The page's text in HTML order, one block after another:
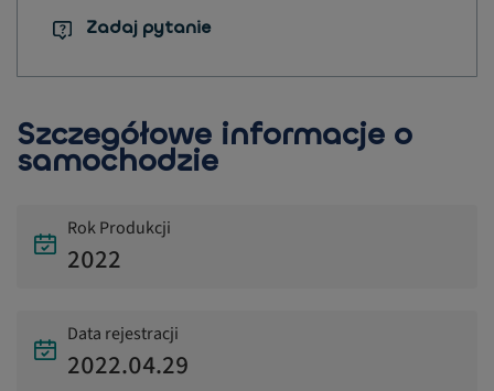
Zadaj pytanie
Szczegółowe informacje o
samochodzie
Rok Produkcji
2022
Data rejestracji
2022.04.29